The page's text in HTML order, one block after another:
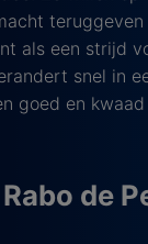
teruggeven
als een strijd
snel in
goed en
de